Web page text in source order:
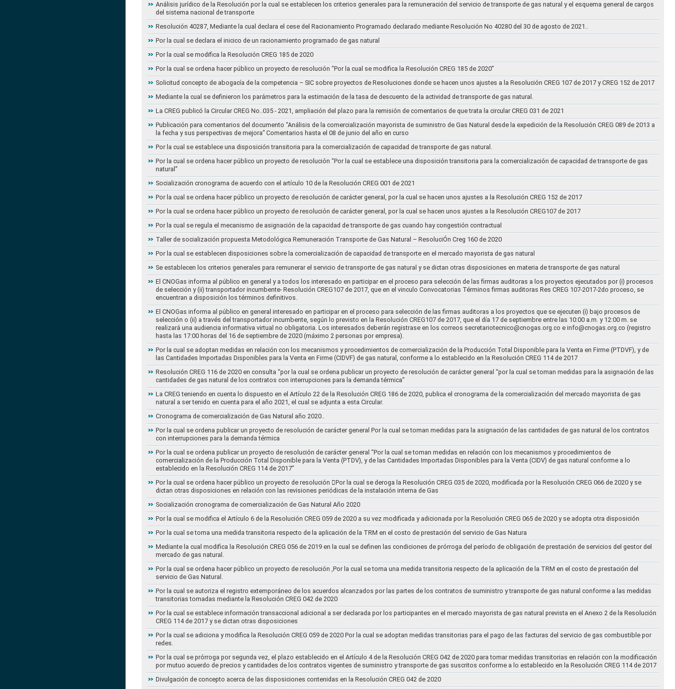
Análisis jurídico de la Resolución por la cual se establecen los criterios generales para la remuneración del servicio de transporte de gas natural y el esquema general de cargos
del sistema nacional de transporte
Resolución 40287, Mediante la cual declara el cese del Racionamiento Programado declarado mediante Resolución No 40280 del 30 de agosto de 2021..
Por la cual se declara el inicico de un racionamiento programado de gas natural
Por la cual se modifica la Resolución CREG 185 de 2020
Por la cual se ordena hacer público un proyecto de resolución “Por la cual se modifica la Resolución CREG 185 de 2020”
Solicitud concepto de abogacía de la competencia – SIC sobre proyectos de Resoluciones donde se hacen unos ajustes a la Resolución CREG 107 de 2017 y CREG 152 de 2017
Mediante la cual se definieron los parámetros para la estimación de la tasa de descuento de la actividad de transporte de gas natural.
La CREG publicó la Circular CREG No..035 - 2021, ampliación del plazo para la remisión de comentarios de que trata la circular CREG 031 de 2021
Publicación para comentarios del documento “Análisis de la comercialización mayorista de suministro de Gas Natural desde la expedición de la Resolución CREG 089 de 2013 a
la fecha y sus perspectivas de mejora” Comentarios hasta el 08 de junio del año en curso
Por la cual se establece una disposición transitoria para la comercialización de capacidad de transporte de gas natural.
Por la cual se ordena hacer público un proyecto de resolución “Por la cual se establece una disposición transitoria para la comercialización de capacidad de transporte de gas
natural”
Socialización cronograma de acuerdo con el artículo 10 de la Resolución CREG 001 de 2021
Por la cual se ordena hacer público un proyecto de resolución de carácter general, por la cual se hacen unos ajustes a la Resolución CREG 152 de 2017
Por la cual se ordena hacer público un proyecto de resolución de carácter general, por la cual se hacen unos ajustes a la Resolución CREG107 de 2017
Por la cual se regula el mecanismo de asignación de la capacidad de transporte de gas cuando hay congestión contractual
Taller de socialización propuesta Metodológica Remuneración Transporte de Gas Natural – ResoluciÓn Creg 160 de 2020
Por la cual se establecen disposiciones sobre la comercialización de capacidad de transporte en el mercado mayorista de gas natural
Se establecen los criterios generales para remunerar el servicio de transporte de gas natural y se dictan otras disposiciones en materia de transporte de gas natural
El CNOGas informa al público en general y a todos los interesado en participar en el proceso para selección de las firmas auditoras a los proyectos ejecutados por (i) procesos
de selección y (ii) transportador incumbente- Resolución CREG107 de 2017, que en el vinculo Convocatorias Términos firmas auditoras Res CREG 107-2017-2do proceso, se
encuentran a disposición los términos definitivos.
El CNOGas informa al público en general interesado en participar en el proceso para selección de las firmas auditoras a los proyectos que se ejecuten (i) bajo procesos de
selección o (ii) a través del transportador incumbente, según lo previsto en la Resolución CREG107 de 2017, que el día 17 de septiembre entre las 10:00 a.m. y 12:00 m. se
realizará una audiencia informativa virtual no obligatoria. Los interesados deberán registrase en los correos secretariotecnico@cnogas.org.co e info@cnogas.org.co (registro
hasta las 17:00 horas del 16 de septiembre de 2020 (máximo 2 personas por empresa).
Por la cual se adoptan medidas en relación con los mecanismos y procedimientos de comercialización de la Producción Total Disponible para la Venta en Firme (PTDVF), y de
las Cantidades Importadas Disponibles para la Venta en Firme (CIDVF) de gas natural, conforme a lo establecido en la Resolución CREG 114 de 2017
Resolución CREG 116 de 2020 en consulta “por la cual se ordena publicar un proyecto de resolución de carácter general “por la cual se toman medidas para la asignación de las
cantidades de gas natural de los contratos con interrupciones para la demanda térmica”
La CREG teniendo en cuenta lo dispuesto en el Artículo 22 de la Resolución CREG 186 de 2020, publica el cronograma de la comercialización del mercado mayorista de gas
natural a ser tenido en cuenta para el año 2021, el cual se adjunta a esta Circular.
Cronograma de comercialización de Gas Natural año 2020..
Por la cual se ordena publicar un proyecto de resolución de carácter general Por la cual se toman medidas para la asignación de las cantidades de gas natural de los contratos
con interrupciones para la demanda térmica
Por la cual se ordena publicar un proyecto de resolución de carácter general “Por la cual se toman medidas en relación con los mecanismos y procedimientos de
comercialización de la Producción Total Disponible para la Venta (PTDV), y de las Cantidades Importadas Disponibles para la Venta (CIDV) de gas natural conforme a lo
establecido en la Resolución CREG 114 de 2017”
Por la cual se ordena hacer público un proyecto de resolución 􀂴Por la cual se deroga la Resolución CREG 035 de 2020, modificada por la Resolución CREG 066 de 2020 y se
dictan otras disposiciones en relación con las revisiones periódicas de la instalación interna de Gas
Socialización cronograma de comercialización de Gas Natural Año 2020
Por la cual se modifica el Artículo 6 de la Resolución CREG 059 de 2020 a su vez modificada y adicionada por la Resolución CREG 065 de 2020 y se adopta otra disposición
Por la cual se toma una medida transitoria respecto de la aplicación de la TRM en el costo de prestación del servicio de Gas Natura
Mediante la cual modifica la Resolución CREG 056 de 2019 en la cual se definen las condiciones de prórroga del período de obligación de prestación de servicios del gestor del
mercado de gas natural.
Por la cual se ordena hacer público un proyecto de resolución ,Por la cual se toma una medida transitoria respecto de la aplicación de la TRM en el costo de prestación del
servicio de Gas Natural.
Por la cual se autoriza el registro extemporáneo de los acuerdos alcanzados por las partes de los contratos de suministro y transporte de gas natural conforme a las medidas
transitorias tomadas mediante la Resolución CREG 042 de 2020
Por la cual se establece información transaccional adicional a ser declarada por los participantes en el mercado mayorista de gas natural prevista en el Anexo 2 de la Resolución
CREG 114 de 2017 y se dictan otras disposiciones
Por la cual se adiciona y modifica la Resolución CREG 059 de 2020 Por la cual se adoptan medidas transitorias para el pago de las facturas del servicio de gas combustible por
redes.
Por la cual se prórroga por segunda vez, el plazo establecido en el Artículo 4 de la Resolución CREG 042 de 2020 para tomar medidas transitorias en relación con la modificación
por mutuo acuerdo de precios y cantidades de los contratos vigentes de suministro y transporte de gas suscritos conforme a lo establecido en la Resolución CREG 114 de 2017
Divulgación de concepto acerca de las disposiciones contenidas en la Resolución CREG 042 de 2020